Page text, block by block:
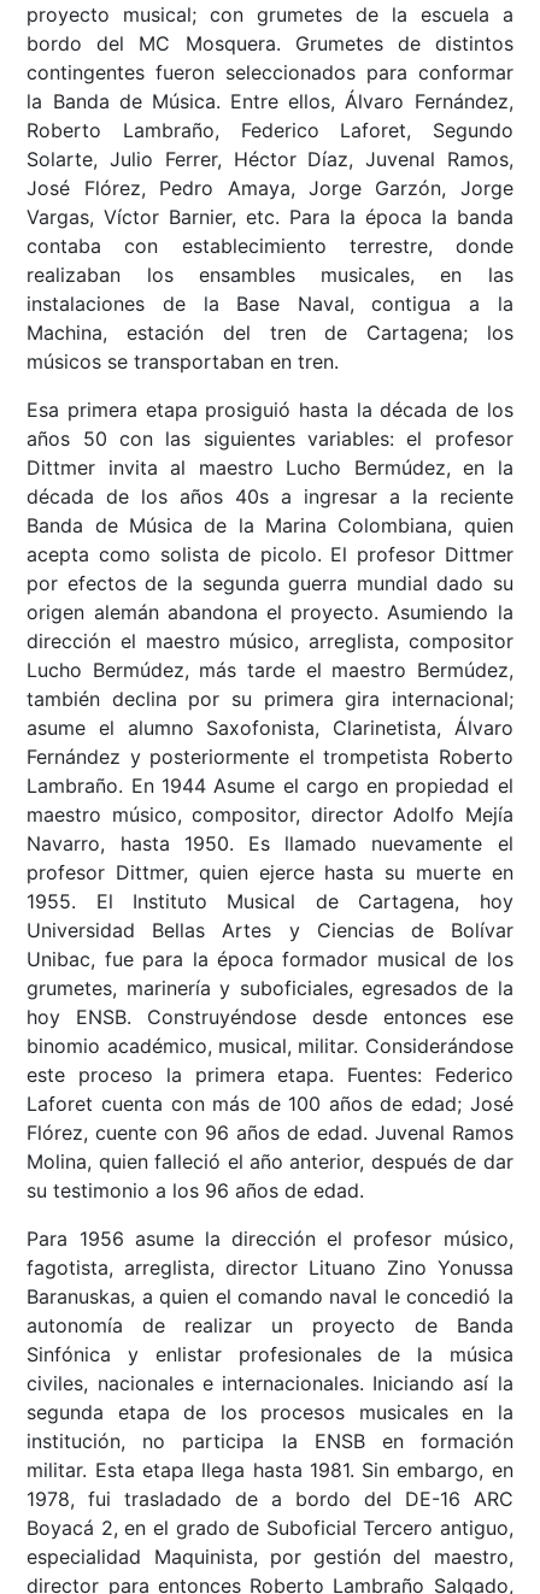
proyecto musical; con grumetes de la escuela a
bordo del MC Mosquera. Grumetes de distintos
contingentes fueron seleccionados para conformar
la Banda de Música. Entre ellos, Álvaro Fernández,
Roberto Lambraño, Federico Laforet, Segundo
Solarte, Julio Ferrer, Héctor Díaz, Juvenal Ramos,
José Flórez, Pedro Amaya, Jorge Garzón, Jorge
Vargas, Víctor Barnier, etc. Para la época la banda
contaba con establecimiento terrestre, donde
realizaban los ensambles musicales, en las
instalaciones de la Base Naval, contigua a la
Machina, estación del tren de Cartagena; los
músicos se transportaban en tren.
Esa primera etapa prosiguió hasta la década de los
años 50 con las siguientes variables: el profesor
Dittmer invita al maestro Lucho Bermúdez, en la
década de los años 40s a ingresar a la reciente
Banda de Música de la Marina Colombiana, quien
acepta como solista de picolo. El profesor Dittmer
por efectos de la segunda guerra mundial dado su
origen alemán abandona el proyecto. Asumiendo la
dirección el maestro músico, arreglista, compositor
Lucho Bermúdez, más tarde el maestro Bermúdez,
también declina por su primera gira internacional;
asume el alumno Saxofonista, Clarinetista, Álvaro
Fernández y posteriormente el trompetista Roberto
Lambraño. En 1944 Asume el cargo en propiedad el
maestro músico, compositor, director Adolfo Mejía
Navarro, hasta 1950. Es llamado nuevamente el
profesor Dittmer, quien ejerce hasta su muerte en
1955. El Instituto Musical de Cartagena, hoy
Universidad Bellas Artes y Ciencias de Bolívar
Unibac, fue para la época formador musical de los
grumetes, marinería y suboficiales, egresados de la
hoy ENSB. Construyéndose desde entonces ese
binomio académico, musical, militar. Considerándose
este proceso la primera etapa. Fuentes: Federico
Laforet cuenta con más de 100 años de edad; José
Flórez, cuente con 96 años de edad. Juvenal Ramos
Molina, quien falleció el año anterior, después de dar
su testimonio a los 96 años de edad.
Para 1956 asume la dirección el profesor músico,
fagotista, arreglista, director Lituano Zino Yonussa
Baranuskas, a quien el comando naval le concedió la
autonomía de realizar un proyecto de Banda
Sinfónica y enlistar profesionales de la música
civiles, nacionales e internacionales. Iniciando así la
segunda etapa de los procesos musicales en la
institución, no participa la ENSB en formación
militar. Esta etapa llega hasta 1981. Sin embargo, en
1978, fui trasladado de a bordo del DE-16 ARC
Boyacá 2, en el grado de Suboficial Tercero antiguo,
especialidad Maquinista, por gestión del maestro,
director para entonces Roberto Lambraño Salgado,